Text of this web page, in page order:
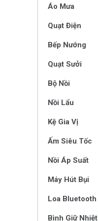
Áo Mưa
Quạt Điện
Bếp Nướng
Quạt Sưởi
Bộ Nồi
Nồi Lẩu
Kệ Gia Vị
Ấm Siêu Tốc
Nồi Áp Suất
Máy Hút Bụi
Loa Bluetooth
Bình Giữ Nhiệt